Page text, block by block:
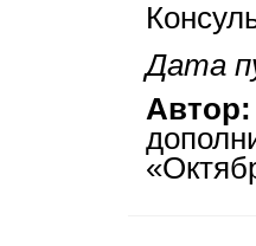
Дата
Автор: